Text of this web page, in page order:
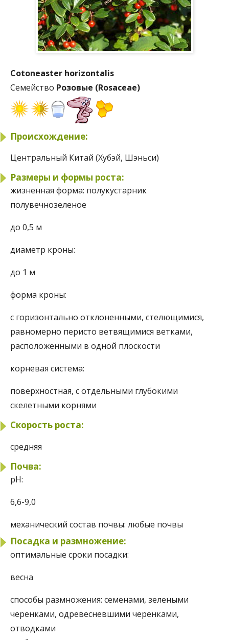
Cotoneaster horizontalis
Семейство Розовые (Rosaceae)
Происхождение:
Центральный Китай (Хубэй, Шэньси)
Размеры и формы роста:
жизненная форма: полукустарник
полувечнозеленое
до 0,5 м
диаметр кроны:
до 1 м
форма кроны:
с горизонтально отклоненными, стелющимися,
равномерно перисто ветвящимися ветками,
расположенными в одной плоскости
корневая система:
поверхностная, с отдельными глубокими
скелетными корнями
Скорость роста:
средняя
Почва:
pH:
6,6-9,0
механический состав почвы: любые почвы
Посадка и размножение:
оптимальные сроки посадки:
весна
способы размножения: семенами, зелеными
черенками, одревесневшими черенками,
отводками